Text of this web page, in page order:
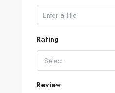
Rating
Select
Review